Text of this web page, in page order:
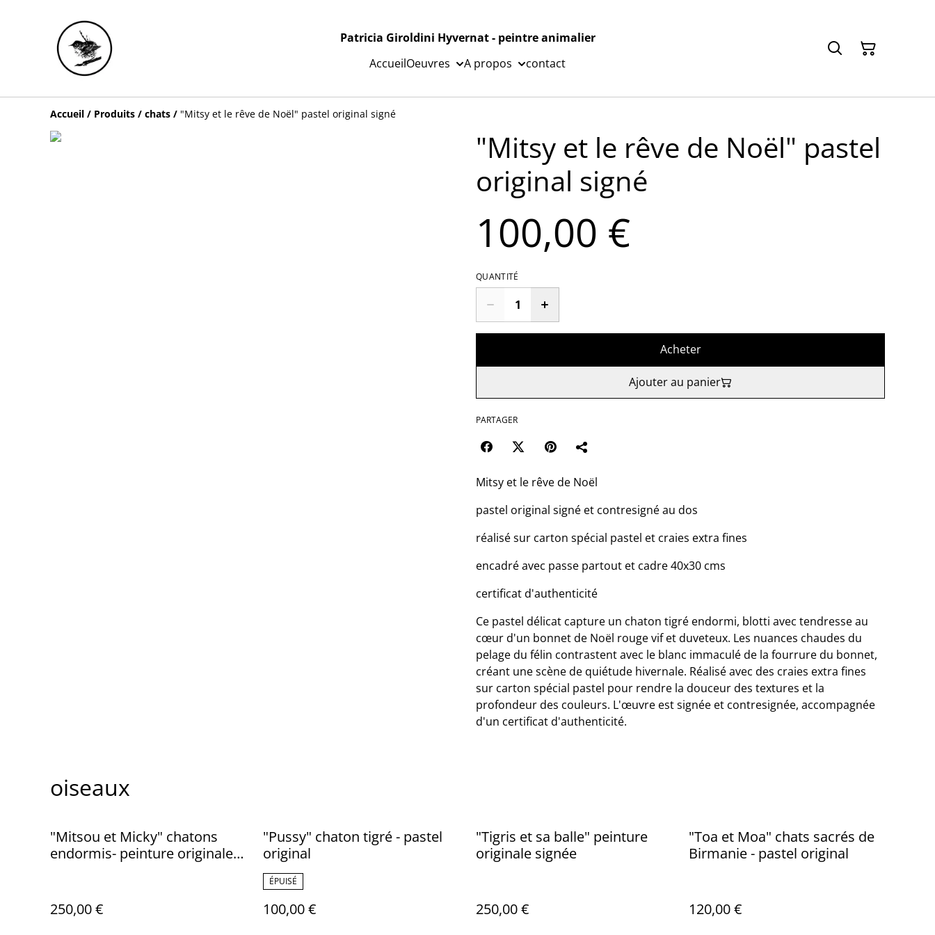
Patricia Giroldini Hyvernat - peintre animalier
AccueilOeuvres A propos contact
Accueil / Produits / chats / "Mitsy et le rêve de Noël" pastel original signé
"Mitsy et le rêve de Noël" pastel
original signé
100,00 €
QUANTITÉ
Acheter
Ajouter au panier
PARTAGER
Mitsy et le rêve de Noël
pastel original signé et contresigné au dos
réalisé sur carton spécial pastel et craies extra fines
encadré avec passe partout et cadre 40x30 cms
certificat d'authenticité
Ce pastel délicat capture un chaton tigré endormi, blotti avec tendresse au
cœur d'un bonnet de Noël rouge vif et duveteux. Les nuances chaudes du
pelage du félin contrastent avec le blanc immaculé de la fourrure du bonnet,
créant une scène de quiétude hivernale. Réalisé avec des craies extra fines
sur carton spécial pastel pour rendre la douceur des textures et la
profondeur des couleurs. L'œuvre est signée et contresignée, accompagnée
d'un certificat d'authenticité.
oiseaux
"Mitsou et Micky" chatons
endormis- peinture originale
250,00 €
"Pussy" chaton tigré - pastel
original
ÉPUISÉ
100,00 €
"Tigris et sa balle" peinture
originale signée
250,00 €
"Toa et Moa" chats sacrés de
Birmanie - pastel original
120,00 €